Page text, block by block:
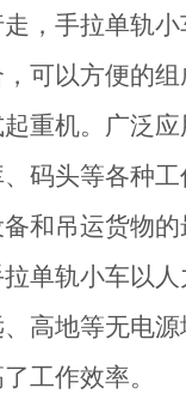
，手拉单轨
可以方便的
重机。广泛
、码头等各种
和吊运货物
单轨小车以
高地等无电
工作效率。